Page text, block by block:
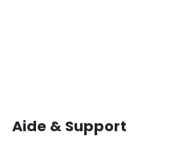
Aide & Support